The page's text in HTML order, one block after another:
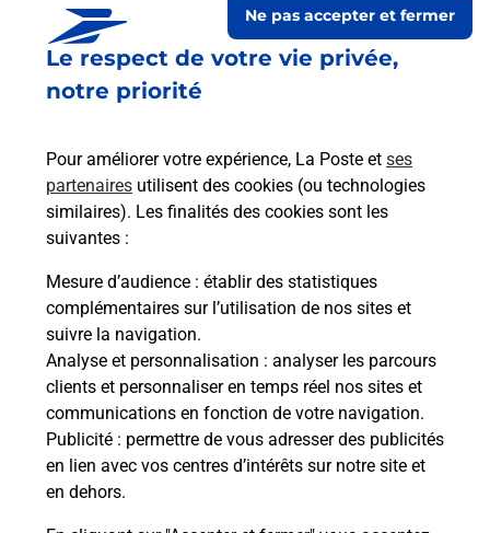
Le respect de votre vie privée,
notre priorité
Pour améliorer votre expérience, La Poste et ses
partenaires utilisent des cookies (ou technologies
similaires). Les finalités des cookies sont les
suivantes :
Mesure d’audience : établir des statistiques
complémentaires sur l’utilisation de nos sites et
suivre la navigation.
Analyse et personnalisation : analyser les parcours
clients et personnaliser en temps réel nos sites et
communications en fonction de votre navigation.
Publicité : permettre de vous adresser des publicités
en lien avec vos centres d’intérêts sur notre site et
en dehors.
Ne pas accepter et fermer
Boîte aux lettres La Poste
42 Avenue Nationale
19700 Seilhac
Le lien s'ouvre dans un nouvel onglet
Boîte aux Lettres La Poste
Prochaine collecte du courriersamedi à 12h00
3 Place Du Docteur Meyrignac
19700 Seilhac
Le lien s'ouvre dans un nouvel onglet